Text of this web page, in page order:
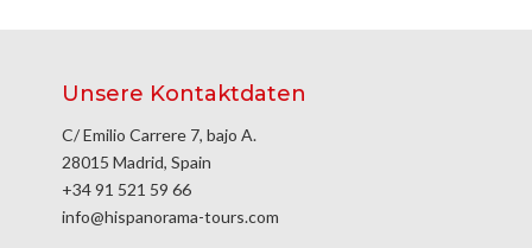
Unsere Kontaktdaten
C/ Emilio Carrere 7, bajo A.
28015 Madrid, Spain
+34 91 521 59 66
info@hispanorama-tours.com